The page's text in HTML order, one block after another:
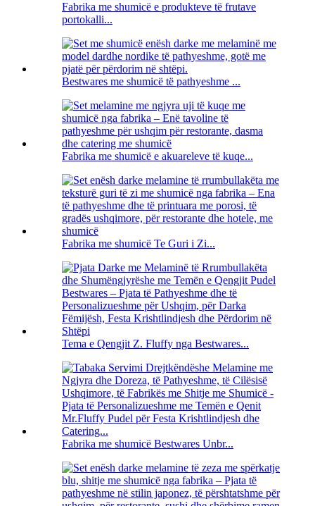
Fabrika me shumicë e produkteve të frutave
portokalli...
Bestwares me shumicë të pathyeshme ...
Fabrika me shumicë e akuareleve të kuqe...
Fabrika me shumicë Te Guri i Zi...
Tema e Qengjit Z. Fluffy nga Bestwares...
Fabrika me shumicë Bestwares Unbr...